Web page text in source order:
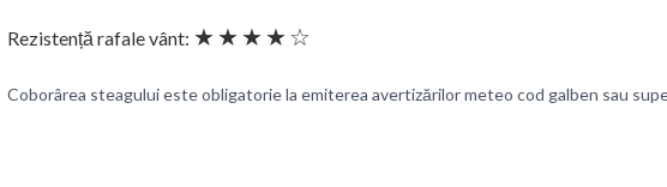
Rezistență rafale vânt: ★★★★☆
Coborârea steagului este obligatorie la emiterea avertizărilor meteo cod galben sau